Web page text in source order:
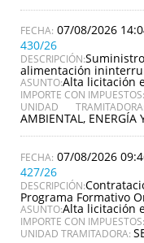
07/08/2026
430/26
DESCRIPCIÓN:
alimentación
ASUNTO:Alta licitación
IMPORTE CON IMPUESTOS:
UNIDAD
AMBIENTAL, ENERGÍA
07/08/2026
427/26
DESCRIPCIÓN:
Programa Formativo
ASUNTO:Alta licitación
IMPORTE CON IMPUESTOS:
UNIDAD TRAMITADORA: